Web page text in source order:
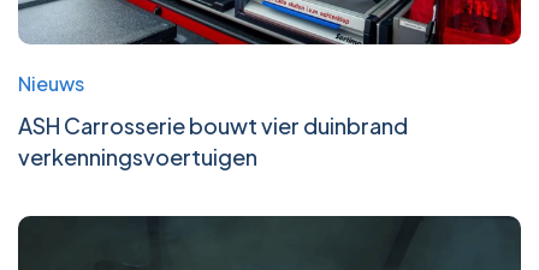
Nieuws
ASH Carrosserie bouwt vier duinbrand
verkenningsvoertuigen